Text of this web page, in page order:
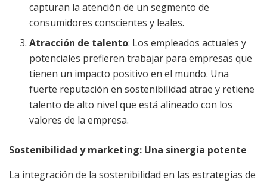
capturan la atención de un segmento de
consumidores conscientes y leales.
Atracción de talento: Los empleados actuales y
potenciales prefieren trabajar para empresas que
tienen un impacto positivo en el mundo. Una
fuerte reputación en sostenibilidad atrae y retiene
talento de alto nivel que está alineado con los
valores de la empresa.
Sostenibilidad y marketing: Una sinergia potente
La integración de la sostenibilidad en las estrategias de